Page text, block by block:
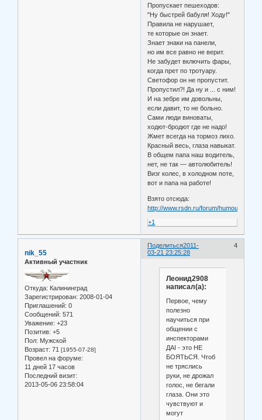
Пропускает пешеходов:
"Ну быстрей бабуля! Ходу!"
Правила не нарушает,
те которые он знает.
Знает знаки на панели,
но им все равно не верит.
Не забудет включить фары,
когда прет по тротуару.
Светофор он не пропустит.
Пропустил?! Да ну и ... с ним!
И на зебре им довольны,
если давит, то не больно.
Сами люди виноваты,
ходют-бродют где не надо!
Жмет всегда на тормоз лихо.
Красный весь, глаза навыкат.
В общем папа наш водитель,
нет, не так — автолюбитель!
Визг колес, в холодном поте,
вот и папа на работе!
Взято отсюда:
http://www.rsdn.ru/forum/humour/
+1
Поделиться 4
2011-
03-21 23:25:28
nik_55
Активный участник
Откуда: Калининград
Зарегистрирован: 2008-01-04
Приглашений: 0
Сообщений: 571
Уважение: +23
Позитив: +5
Пол: Мужской
Возраст: 71 [1955-07-28]
Провел на форуме:
11 дней 17 часов
Последний визит:
2013-05-06 23:58:04
Леонид2908
написал(а):
Первое, чему
полезно
научиться при
общении с
инспекторами
ДАІ - это НЕ
БОЯТЬСЯ. Чтоб
не тряслись
руки, не дрожал
голос, не бегали
глаза. Они это
чувствуют и
могут